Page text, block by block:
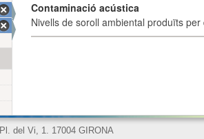
Contaminació acústica
Nivells de soroll ambiental produïts
Pl. del Vi, 1. 17004 GIRONA